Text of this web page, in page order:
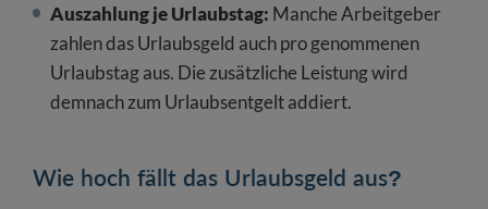
Auszahlung je Urlaubstag: Manche Arbeitgeber
zahlen das Urlaubsgeld auch pro genommenen
Urlaubstag aus. Die zusätzliche Leistung wird
demnach zum Urlaubsentgelt addiert.
Wie hoch fällt das Urlaubsgeld aus?